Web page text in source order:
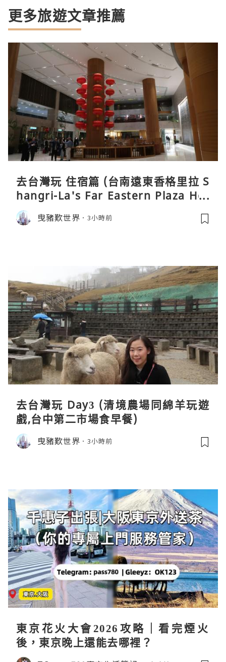
更多旅遊文章推薦
去台灣玩 住宿篇 (台南遠東香格里拉 S
hangri-La's Far Eastern Plaza Hot
el, Tainan)
曳豬歎世界 3小時前
去台灣玩 Day3 (清境農場同綿羊玩遊
戲,台中第二市場食早餐)
曳豬歎世界 3小時前
東京花火大會2026攻略｜看完煙火
後，東京晚上還能去哪裡？